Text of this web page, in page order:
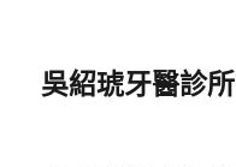
吳紹琥牙醫診所